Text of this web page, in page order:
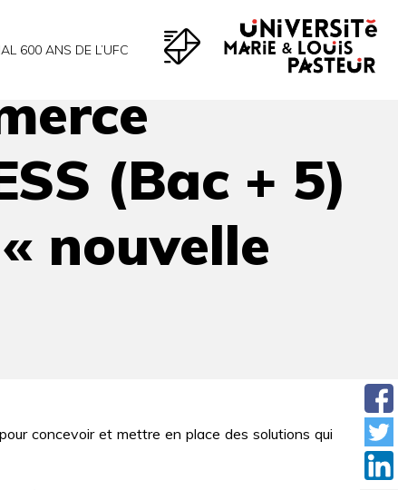
600 ANS DE L’UFC
besoins de la « nouvelle économie »
(Bac + 5)
nouvelle
concevoir et mettre en place des solutions qui